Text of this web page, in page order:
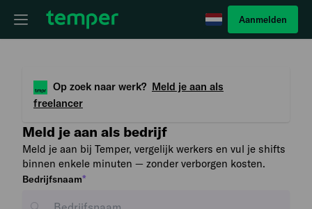
Aanmelden
Op zoek naar werk? Meld je aan als
freelancer
Meld je aan als bedrijf
Meld je aan bij Temper, vergelijk werkers en vul je shifts
binnen enkele minuten — zonder verborgen kosten.
Bedrijfsnaam*